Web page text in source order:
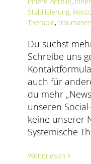
Stabilisierung,
Therapie,
Du suchst
Schreibe uns
auch für
du mehr
unseren
keine unserer
Systemische
Weiterlesen